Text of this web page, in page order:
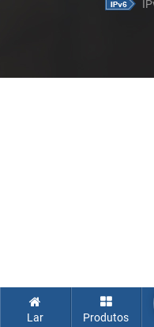
Lar Produtos